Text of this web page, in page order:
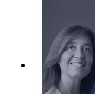
innovantes
B2B et B2C.